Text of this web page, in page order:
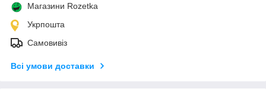
Магазини Rozetka
Укрпошта
Самовивіз
Всі умови доставки